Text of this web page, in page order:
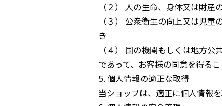
（２） 人の生命、身体又は財
（３） 公衆衛生の向上又は児
き
（４） 国の機関もしくは地方
であって、お客様の同意を得る
5. 個人情報の適正な取得
当ショップは、適正に個人情報